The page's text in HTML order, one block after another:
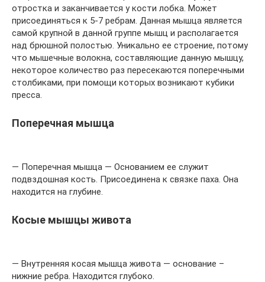
отростка и заканчивается у кости лобка. Может
присоединяться к 5-7 ребрам. Данная мышца является
самой крупной в данной группе мышц и располагается
над брюшной полостью. Уникально ее строение, потому
что мышечные волокна, составляющие данную мышцу,
некоторое количество раз пересекаются поперечными
столбиками, при помощи которых возникают кубики
пресса.
Поперечная мышца
— Поперечная мышца — Основанием ее служит
подвздошная кость. Присоединена к связке паха. Она
находится на глубине.
Косые мышцы живота
— Внутренняя косая мышца живота — основание –
нижние ребра. Находится глубоко.